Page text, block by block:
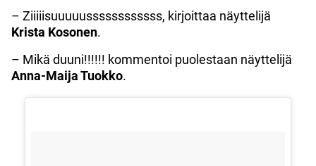
– Ziiiiisuuuuussssssssssss, kirjoittaa näyttelijä
Krista Kosonen.
– Mikä duuni!!!!!! kommentoi puolestaan näyttelijä
Anna-Maija Tuokko.